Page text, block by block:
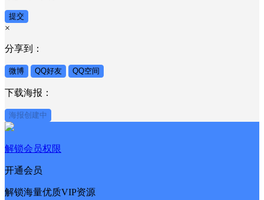
提交
×
分享到：
微博 QQ好友 QQ空间
下载海报：
海报创建中
解锁会员权限
开通会员
解锁海量优质VIP资源